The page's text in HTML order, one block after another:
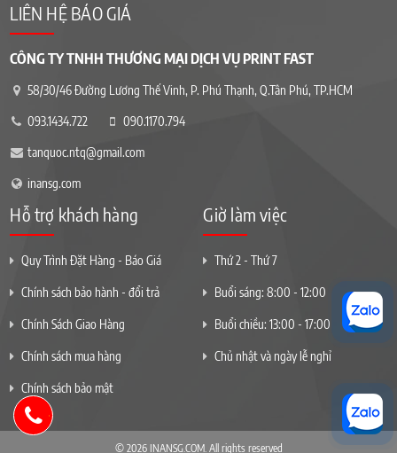
LIÊN HỆ BÁO GIÁ
CÔNG TY TNHH THƯƠNG MẠI DỊCH VỤ PRINT FAST
58/30/46 Đường Lương Thế Vinh, P. Phú Thạnh, Q.Tân Phú, TP.HCM
093.1434.722 090.1170.794
tanquoc.ntq@gmail.com
inansg.com
Hỗ trợ khách hàng
Quy Trình Đặt Hàng - Báo Giá
Chính sách bảo hành - đổi trả
Chính Sách Giao Hàng
Chính sách mua hàng
Chính sách bảo mật
Giờ làm việc
Thứ 2 - Thứ 7
Buổi sáng: 8:00 - 12:00
Buổi chiều: 13:00 - 17:00
Chủ nhật và ngày lễ nghỉ
© 2026 INANSG.COM. All rights reserved